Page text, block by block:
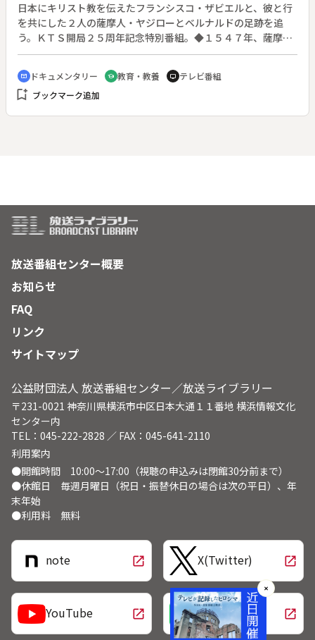
日本にキリスト教を伝えたフランシスコ・ザビエルと、彼と行
を共にした２人の薩摩人・ヤジローとベルナルドの足跡を追
う。ＫＴＳ開局２５周年記念特別番組。◆１５４７年、薩摩の
男・ヤジローは、マラッカで宣教師フランシスコ・ザビエルと
出会った。この二人の出会いが日本にキリスト教が伝わるきっ
かけとなった。１５４９年、ヤジローと共に鹿児島に上陸した
ザビエルは２年余り布教活動を行い、洗礼名ベルナルドという
cinematic_blur ドキュメンタリー school 教育・教養 tv テレビ番組
bookmark_add ブックマーク追加
放送番組センター概要
お知らせ
FAQ
リンク
サイトマップ
公益財団法人 放送番組センター／放送ライブラリー
〒231-0021 神奈川県横浜市中区日本大通１１番地 横浜情報文化
センター内
TEL：045-222-2828 ／ FAX：045-641-2110
利用案内
●開館時間 10:00～17:00（視聴の申込みは閉館30分前まで）
●休館日 毎週月曜日（祝日・振替休日の場合は次の平日）、年
末年始
●利用料 無料
note open_in_new X(Twitter) open_in_new
YouTube open_in_new LINE open_in_new
✕